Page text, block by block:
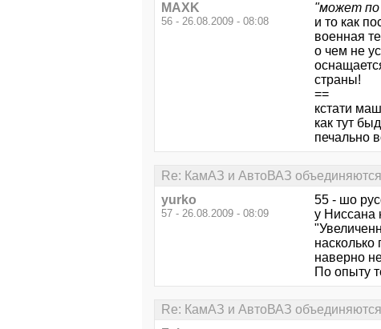
MAXK
56 - 26.08.2009 - 08:08
"может по
и то как
военная
о чем не
страны!
==
кстати
как тут
печально
Re: КамАЗ и АвтоВАЗ
yurko
57 - 26.08.2009 - 08:09
55 - шо
у Ниссана
наверно
По опыту
Re: КамАЗ и АвтоВАЗ